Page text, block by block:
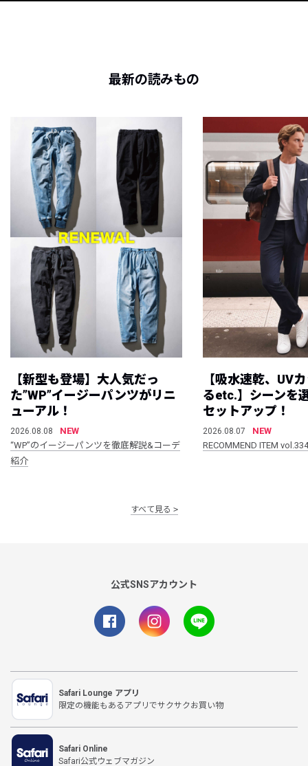
最新の読みもの
【新型も登場】大人気だっ
た”WP”イージーパンツがリニ
ューアル！
2026.08.08
NEW
“WP”のイージーパンツを徹底解説&コーデ
紹介
【吸水速乾、UV
るetc.】シーンを
セットアップ！
2026.08.07
NEW
RECOMMEND ITEM vol.334
すべて見る
公式SNSアカウント
Safari Lounge アプリ
限定の機能もあるアプリでサクサクお買い物
Safari Online
Safari公式ウェブマガジン